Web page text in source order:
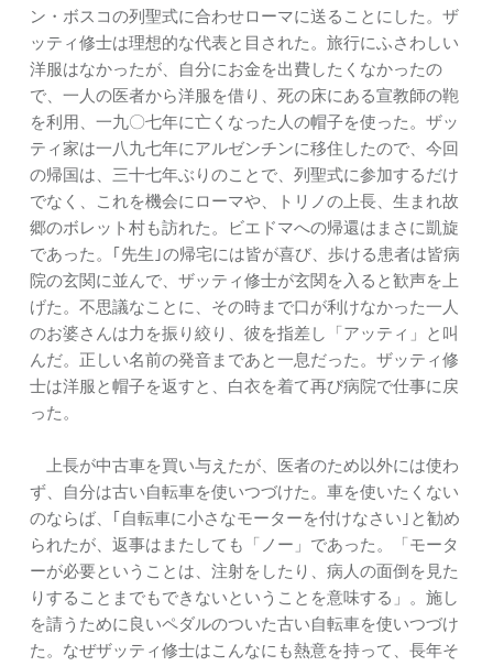
ン・ボスコの列聖式に合わせローマに送ることにした。ザ
ッティ修士は理想的な代表と目された。旅行にふさわしい
洋服はなかったが、自分にお金を出費したくなかったの
で、一人の医者から洋服を借り、死の床にある宣教師の鞄
を利用、一九〇七年に亡くなった人の帽子を使った。ザッ
ティ家は一八九七年にアルゼンチンに移住したので、今回
の帰国は、三十七年ぶりのことで、列聖式に参加するだけ
でなく、これを機会にローマや、トリノの上長、生まれ故
郷のボレット村も訪れた。ビエドマへの帰還はまさに凱旋
であった。｢先生｣の帰宅には皆が喜び、歩ける患者は皆病
院の玄関に並んで、ザッティ修士が玄関を入ると歓声を上
げた。不思議なことに、その時まで口が利けなかった一人
のお婆さんは力を振り絞り、彼を指差し「アッティ」と叫
んだ。正しい名前の発音まであと一息だった。ザッティ修
士は洋服と帽子を返すと、白衣を着て再び病院で仕事に戻
った。
上長が中古車を買い与えたが、医者のため以外には使わ
ず、自分は古い自転車を使いつづけた。車を使いたくない
のならば、｢自転車に小さなモーターを付けなさい｣と勧め
られたが、返事はまたしても「ノー」であった。「モータ
ーが必要ということは、注射をしたり、病人の面倒を見た
りすることまでもできないということを意味する」。施し
を請うために良いペダルのついた古い自転車を使いつづけ
た。なぜザッティ修士はこんなにも熱意を持って、長年そ